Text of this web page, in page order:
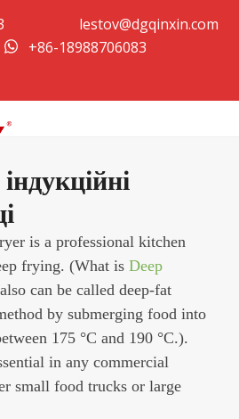
lestov@dgqinxin.com
+86-18988706083
is a professional kitchen
frying. (What isDeep
can be called deep-fat
by submerging food into
175 °C and 190 °C.).
in any commercial
small food trucks or large